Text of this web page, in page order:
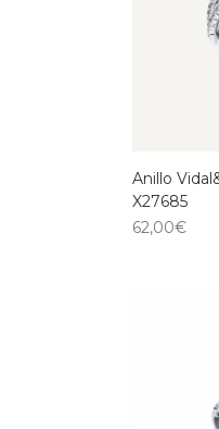
Anillo
X27685
62,00€